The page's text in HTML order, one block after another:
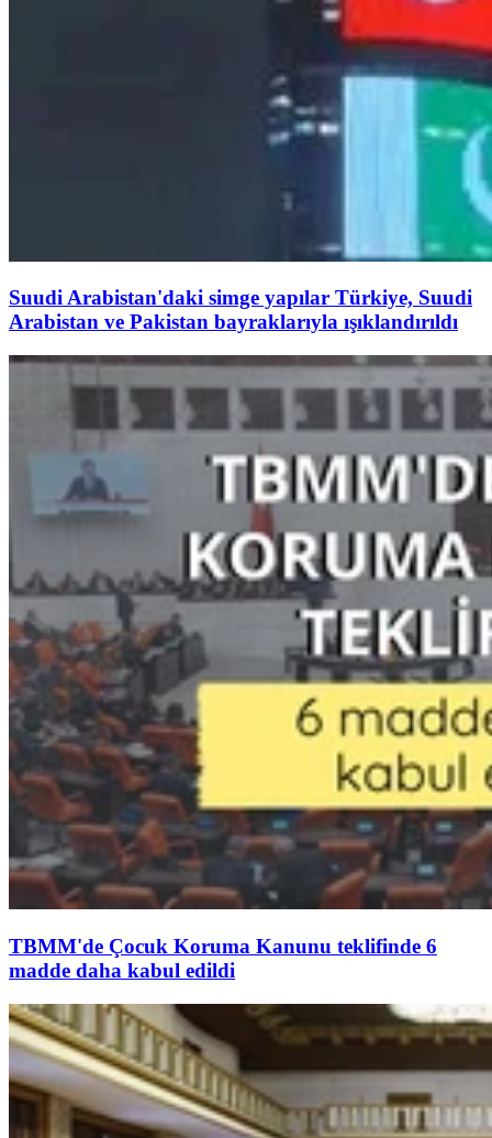
Suudi Arabistan'daki simge yapılar Türkiye, Suudi
Arabistan ve Pakistan bayraklarıyla ışıklandırıldı
TBMM'de Çocuk Koruma Kanunu teklifinde 6
madde daha kabul edildi